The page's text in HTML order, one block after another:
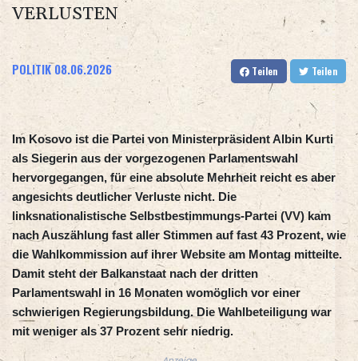
VERLUSTEN
POLITIK 08.06.2026 Teilen Teilen
Im Kosovo ist die Partei von Ministerpräsident Albin Kurti
als Siegerin aus der vorgezogenen Parlamentswahl
hervorgegangen, für eine absolute Mehrheit reicht es aber
angesichts deutlicher Verluste nicht. Die
linksnationalistische Selbstbestimmungs-Partei (VV) kam
nach Auszählung fast aller Stimmen auf fast 43 Prozent, wie
die Wahlkommission auf ihrer Website am Montag mitteilte.
Damit steht der Balkanstaat nach der dritten
Parlamentswahl in 16 Monaten womöglich vor einer
schwierigen Regierungsbildung. Die Wahlbeteiligung war
mit weniger als 37 Prozent sehr niedrig.